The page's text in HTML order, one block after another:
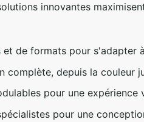
innovantes
et de formats pour s'adapter
complète, depuis la couleur
pour une expérience
pour une